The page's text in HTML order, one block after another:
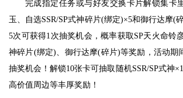
完成指定任务或与好友交换卡片解锁集卡
玉、自选SSR/SP式神碎片(绑定)×5和御行达摩(
5次可获得1次抽奖机会，概率获取SP天火命铃
神碎片(绑定)、御行达摩(碎片)等奖励，活动期
抽奖机会！解锁10张卡可抽取随机SSR/SP式神
高价值周边等丰厚奖励！